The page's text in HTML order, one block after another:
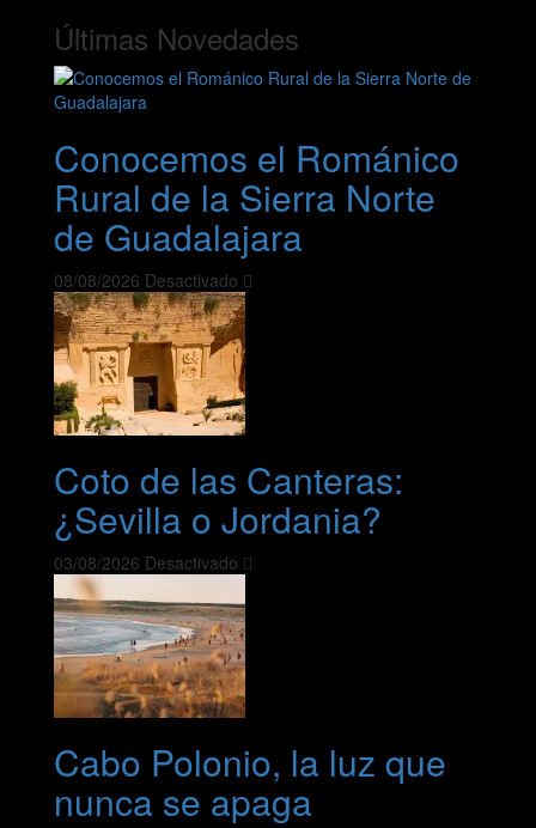
Últimas Novedades
Conocemos el Románico
Rural de la Sierra Norte
de Guadalajara
08/08/2026 Desactivado
Coto de las Canteras:
¿Sevilla o Jordania?
03/08/2026 Desactivado
Cabo Polonio, la luz que
nunca se apaga